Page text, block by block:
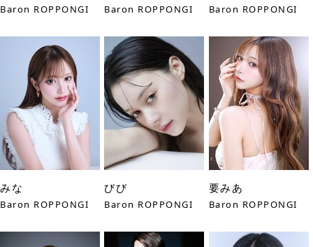
Baron ROPPONGI Baron ROPPONGI Baron ROPPONGI
みな
Baron ROPPONGI
びび
Baron ROPPONGI
要みあ
Baron ROPPONGI